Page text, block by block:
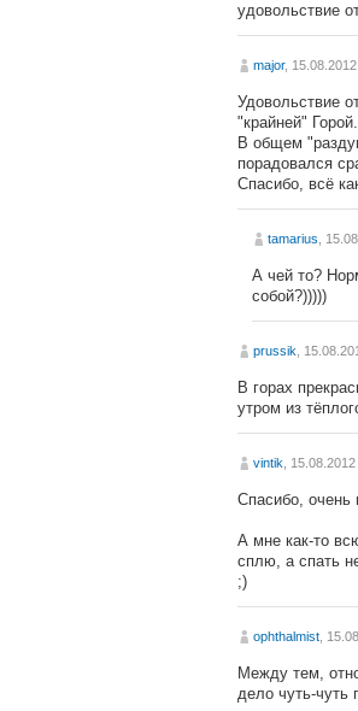
удовольствие
major,
Удовольствие
"крайней"
В общем
порадовался
Спасибо, всё
tamarius ,
А чей то?
собой?)))))
prussik ,
В горах
утром из
vintik ,
Спасибо, очень
А мне как-то
сплю, а спать
;)
ophthalmist ,
Между тем,
дело чуть-чуть